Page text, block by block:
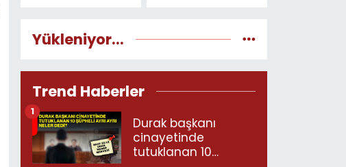
Yükleniyor...
Trend Haberler
Durak başkanı
cinayetinde
tutuklanan 10
1